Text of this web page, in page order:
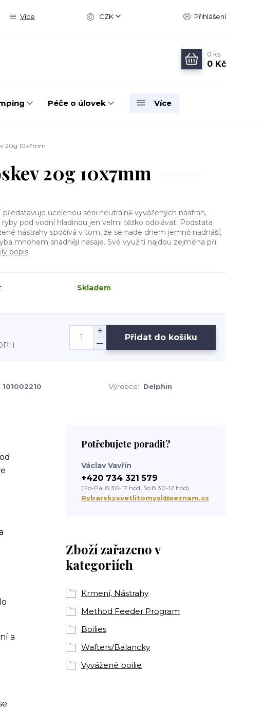
Více CZK Přihlášení
0 ks
0 Kč
Péče o úlovek Více
20g 10x7mm
20g 10x7mm
představuje ucelenou sérii neutrálně vyvážených nástrah,
pod vodní hladinou jen velmi těžko odolávat. Podstata
nástrahy spočívá v tom, že se nade dnem jemně nadnáší,
mnohem snadněji nasaje. Své využití najdou zejména při
popis
Skladem
Přidat do košíku
101002210 Výrobce: Delphin
a
Zboží zařazeno v
kategoriích
Krmení, Nástrahy
Method Feeder Program
Boilies
Wafters/Balancky
Vyvážené boilie
Potřebujete poradit?
Václav Vavřín
+420 734 321 579
(Po-Pá, 8:30-17 hod. So 8:30-12 hod)
Rybarskysvetlitomysl@seznam.cz